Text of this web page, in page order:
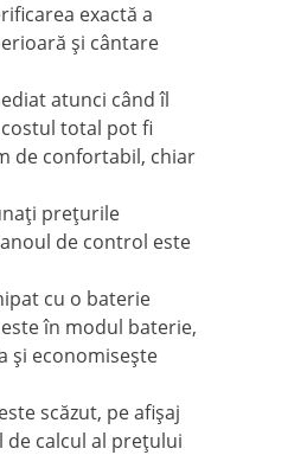
exactă a
și cântare
atunci când îl
total pot fi
de confortabil, chiar
prețurile
de control este
cu o baterie
în modul baterie,
și economisește
scăzut, pe afișaj
de calcul al prețului